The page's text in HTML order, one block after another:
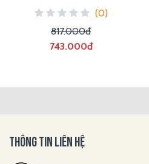
(0)
817.000đ
743.000đ
THÔNG TIN LIÊN HỆ